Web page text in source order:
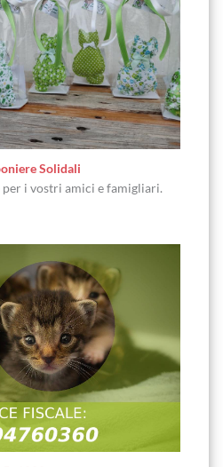
Solidali
per i vostri amici e famigliari.